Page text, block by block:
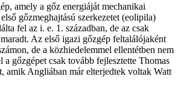
amely a gőz energiáját mechanikai
gőzmeghajtású szerkezetet (eolipila)
fel az i. e. 1. században, de az csak
Az első igazi gőzgép feltalálójaként
de a közhiedelemmel ellentétben nem
a gőzgépet csak tovább fejlesztette Thomas
amik Angliában már elterjedtek voltak Watt